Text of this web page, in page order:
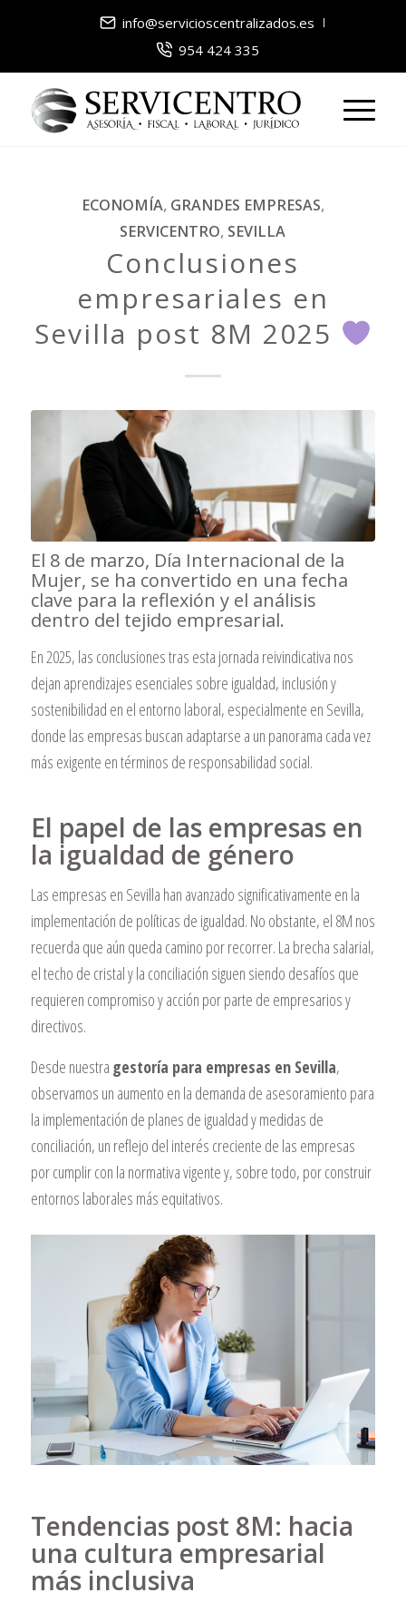
info@servicioscentralizados.es
954 424 335
ECONOMÍA, GRANDES EMPRESAS,
SERVICENTRO, SEVILLA
Conclusiones
empresariales en
Sevilla post 8M 2025
El 8 de marzo, Día Internacional de la
Mujer, se ha convertido en una fecha
clave para la reflexión y el análisis
dentro del tejido empresarial.
En 2025, las conclusiones tras esta jornada reivindicativa nos
dejan aprendizajes esenciales sobre igualdad, inclusión y
sostenibilidad en el entorno laboral, especialmente en Sevilla,
donde las empresas buscan adaptarse a un panorama cada vez
más exigente en términos de responsabilidad social.
El papel de las empresas en
la igualdad de género
Las empresas en Sevilla han avanzado significativamente en la
implementación de políticas de igualdad. No obstante, el 8M nos
recuerda que aún queda camino por recorrer. La brecha salarial,
el techo de cristal y la conciliación siguen siendo desafíos que
requieren compromiso y acción por parte de empresarios y
directivos.
Desde nuestra gestoría para empresas en Sevilla,
observamos un aumento en la demanda de asesoramiento para
la implementación de planes de igualdad y medidas de
conciliación, un reflejo del interés creciente de las empresas
por cumplir con la normativa vigente y, sobre todo, por construir
entornos laborales más equitativos.
Tendencias post 8M: hacia
una cultura empresarial
más inclusiva